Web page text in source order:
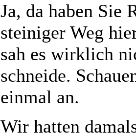
Ja, da haben Sie
steiniger Weg
sah es wirklich
schneide.
einmal an.
Wir hatten